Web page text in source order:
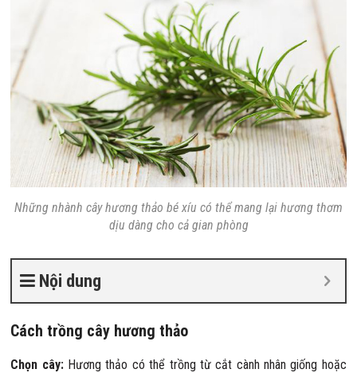
Những nhành cây hương thảo bé xíu có thể mang lại hương thơm
dịu dàng cho cả gian phòng
Nội dung
Cách trồng cây hương thảo
Chọn cây:Hương thảo có thể trồng từ cắt cành nhân giống hoặc